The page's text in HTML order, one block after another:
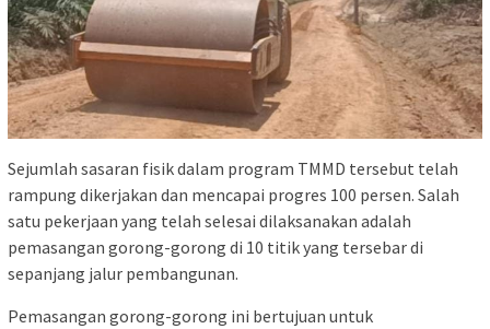
Sejumlah sasaran fisik dalam program TMMD tersebut telah
rampung dikerjakan dan mencapai progres 100 persen. Salah
satu pekerjaan yang telah selesai dilaksanakan adalah
pemasangan gorong-gorong di 10 titik yang tersebar di
sepanjang jalur pembangunan.
Pemasangan gorong-gorong ini bertujuan untuk